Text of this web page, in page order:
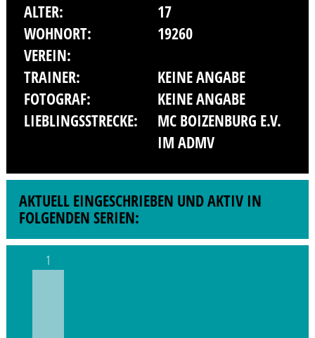
ALTER:
17
WOHNORT:
19260
VEREIN:
TRAINER:
KEINE ANGABE
FOTOGRAF:
KEINE ANGABE
LIEBLINGSSTRECKE:
MC BOIZENBURG E.V.
IM ADMV
AKTUELL EINGESCHRIEBEN UND AKTIV IN
FOLGENDEN SERIEN:
1